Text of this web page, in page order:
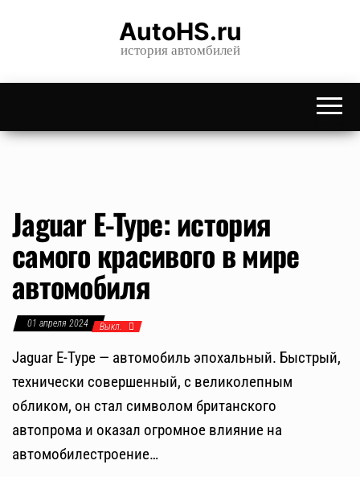
content
AutoHS.ru
история автомбилей
Jaguar E-Type: история
самого красивого в мире
автомобиля
01 апреля 2024 Выкл.
Jaguar E-Type — автомобиль эпохальный. Быстрый,
технически совершенный, с великолепным
обликом, он стал символом британского
автопрома и оказал огромное влияние на
автомобилестроение…